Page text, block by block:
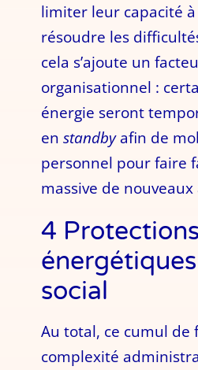
limiter leur capacité
résoudre les
cela s’ajoute un
organisationnel :
énergie seront
en standbyafin de
personnel pour faire
massive de
4 Protections
social
Au total, ce cumul
complexité